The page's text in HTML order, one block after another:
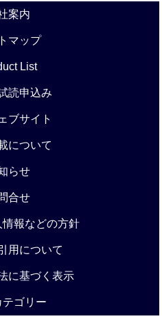
案内
マップ
List
読申込み
ブサイト
について
らせ
合せ
報などの方針
用について
に基づく表示
ゴリー